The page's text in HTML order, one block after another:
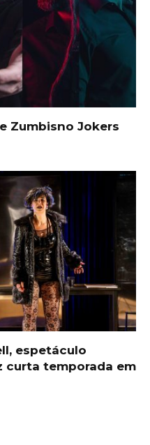
Zumbisno Jokers
espetáculo
curta temporada em